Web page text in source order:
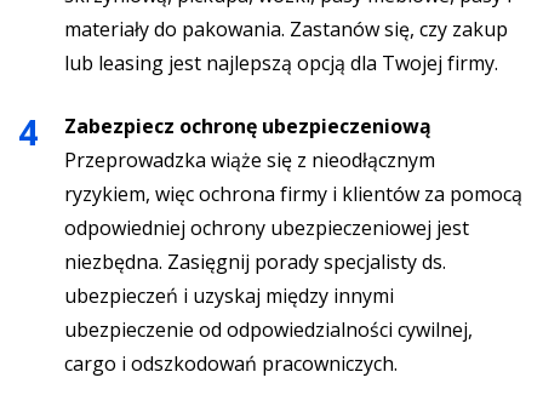
materiały do pakowania. Zastanów się, czy zakup
lub leasing jest najlepszą opcją dla Twojej firmy.
Zabezpiecz ochronę ubezpieczeniową
Przeprowadzka wiąże się z nieodłącznym
ryzykiem, więc ochrona firmy i klientów za pomocą
odpowiedniej ochrony ubezpieczeniowej jest
niezbędna. Zasięgnij porady specjalisty ds.
ubezpieczeń i uzyskaj między innymi
ubezpieczenie od odpowiedzialności cywilnej,
cargo i odszkodowań pracowniczych.